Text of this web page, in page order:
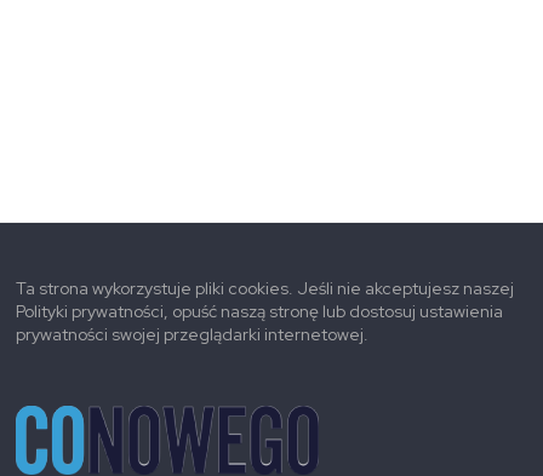
Ta strona wykorzystuje pliki cookies. Jeśli nie akceptujesz naszej
Polityki prywatności, opuść naszą stronę lub dostosuj ustawienia
prywatności swojej przeglądarki internetowej.